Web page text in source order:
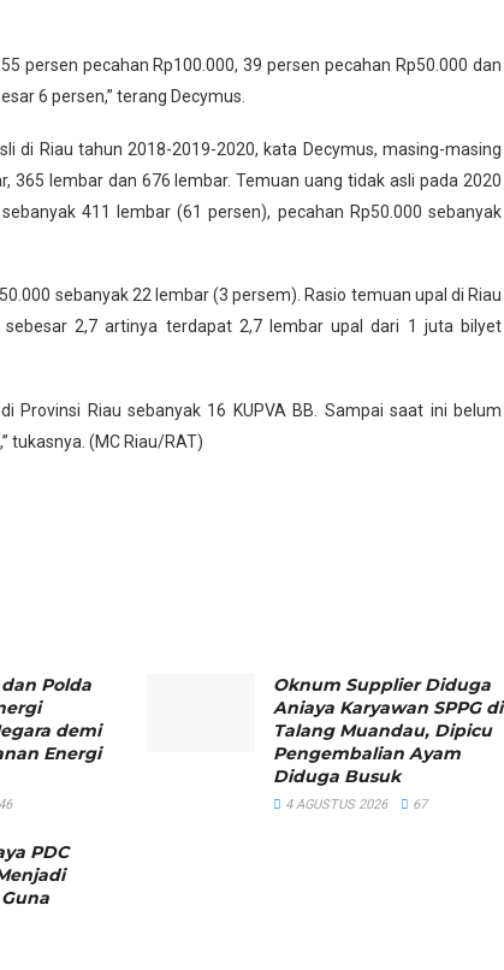
persen pecahan Rp100.000, 39 persen pecahan Rp50.000 dan
6 persen,” terang Decymus.
di Riau tahun 2018-2019-2020, kata Decymus, masing-masing
365 lembar dan 676 lembar. Temuan uang tidak asli pada 2020
411 lembar (61 persen), pecahan Rp50.000 sebanyak
sebanyak 22 lembar (3 persem). Rasio temuan upal di Riau
2,7 artinya terdapat 2,7 lembar upal dari 1 juta bilyet
Provinsi Riau sebanyak 16 KUPVA BB. Sampai saat ini belum
tukasnya. (MC Riau/RAT)
dan Polda
demi
Energi
46
Oknum Supplier Diduga
Aniaya Karyawan SPPG di
Talang Muandau, Dipicu
Pengembalian Ayam
Diduga Busuk
4 AGUSTUS 2026 67
PDC